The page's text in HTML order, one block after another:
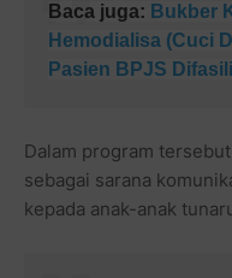
Baca juga: Bukber
Hemodialisa (Cuci
Pasien BPJS
Dalam program
sebagai sarana
kepada anak-anak